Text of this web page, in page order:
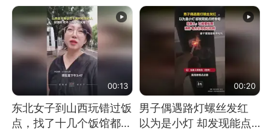
消息）
00:13
东北女子到山西玩错过饭
点，找了十几个饭馆都没
00:20
男子偶遇路灯螺丝发红
以为是小灯 却发现能点